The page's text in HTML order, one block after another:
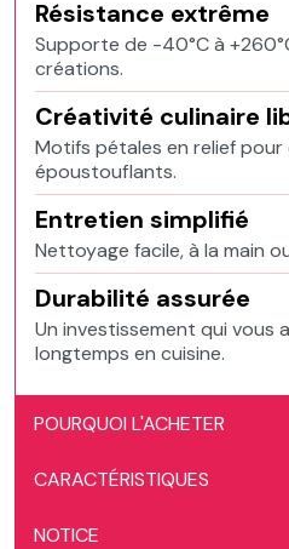
Résistance extrême
Supporte de -40°C à
créations.
Créativité culinaire
Motifs pétales en relief
époustouflants.
Entretien simplifié
Nettoyage facile, à la main
Durabilité assurée
Un investissement qui vous
longtemps en cuisine.
POURQUOI L'ACHETER
CARACTÉRISTIQUES
NOTICE